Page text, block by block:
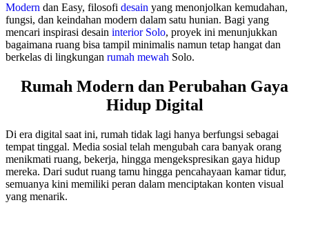
Modern dan Easy, filosofi desain yang menonjolkan kemudahan,
fungsi, dan keindahan modern dalam satu hunian. Bagi yang
mencari inspirasi desain interior Solo, proyek ini menunjukkan
bagaimana ruang bisa tampil minimalis namun tetap hangat dan
berkelas di lingkungan rumah mewah Solo.
Rumah Modern dan Perubahan Gaya
Hidup Digital
Di era digital saat ini, rumah tidak lagi hanya berfungsi sebagai
tempat tinggal. Media sosial telah mengubah cara banyak orang
menikmati ruang, bekerja, hingga mengekspresikan gaya hidup
mereka. Dari sudut ruang tamu hingga pencahayaan kamar tidur,
semuanya kini memiliki peran dalam menciptakan konten visual
yang menarik.